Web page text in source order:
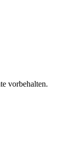
vorbehalten.